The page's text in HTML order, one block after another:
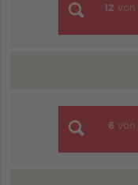
12 von
6 von